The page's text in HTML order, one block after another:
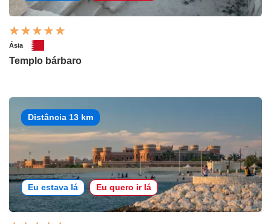
Ásia
Templo bárbaro
Distância 13 km
Eu estava lá Eu quero ir lá